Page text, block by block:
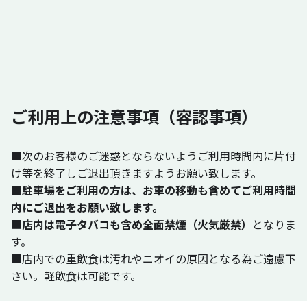
ご利用上の注意事項（容認事項）
■次のお客様のご迷惑とならないようご利用時間内に片付
け等を終了しご退出頂きますようお願い致します。
■駐車場をご利用の方は、お車の移動も含めてご利用時間
内にご退出をお願い致します。
■店内は電子タバコも含め全面禁煙（火気厳禁） となりま
す。
■店内での重飲食は汚れやニオイの原因となる為ご遠慮下
さい。軽飲食は可能です。